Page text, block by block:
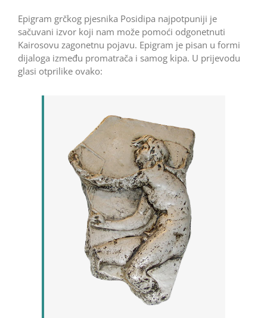
Epigram grčkog pjesnika Posidipa najpotpuniji je
sačuvani izvor koji nam može pomoći odgonetnuti
Kairosovu zagonetnu pojavu. Epigram je pisan u formi
dijaloga između promatrača i samog kipa. U prijevodu
glasi otprilike ovako: